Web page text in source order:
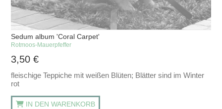
Sedum album 'Coral Carpet'
Rotmoos-Mauerpfeffer
3,50€
fleischige Teppiche mit weißen Blüten; Blätter sind im Winter
rot
IN DEN WARENKORB